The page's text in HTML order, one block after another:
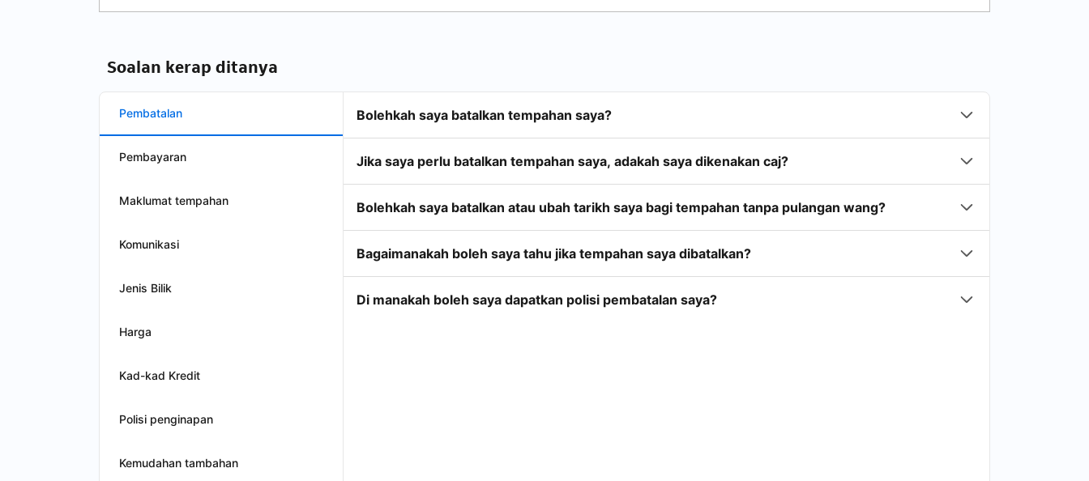
Soalan kerap ditanya
Pembatalan
Pembayaran
Maklumat tempahan
Komunikasi
Jenis Bilik
Harga
Kad-kad Kredit
Polisi penginapan
Kemudahan tambahan
Bolehkah saya batalkan tempahan saya?
Jika saya perlu batalkan tempahan saya, adakah saya dikenakan caj?
Bolehkah saya batalkan atau ubah tarikh saya bagi tempahan tanpa pulangan wang?
Bagaimanakah boleh saya tahu jika tempahan saya dibatalkan?
Di manakah boleh saya dapatkan polisi pembatalan saya?